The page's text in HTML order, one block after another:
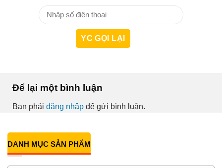
Để lại một bình luận
Bạn phải đăng nhập để gửi bình luận.
DANH MỤC SẢN PHẨM